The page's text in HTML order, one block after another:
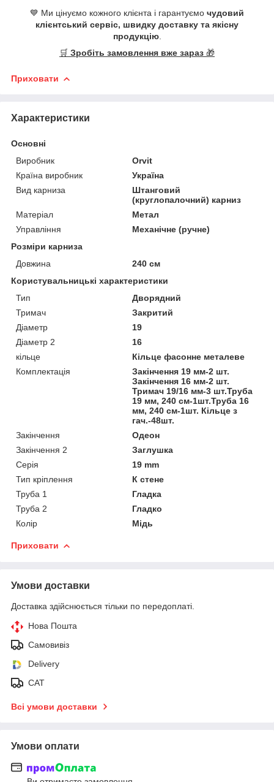
💙 Ми цінуємо кожного клієнта і гарантуємо чудовий
клієнтський сервіс, швидку доставку та якісну
продукцію.
🛒 Зробіть замовлення вже зараз 🎁
Приховати
Характеристики
Основні
Виробник
Orvit
Країна виробник
Україна
Вид карниза
Штанговий
(круглопалочний) карниз
Матеріал
Метал
Управління
Механічне (ручне)
Розміри карниза
Довжина
240 см
Користувальницькі характеристики
Тип
Дворядний
Тримач
Закритий
Діаметр
19
Діаметр 2
16
кільце
Кільце фасонне металеве
Комплектація
Закінчення 19 мм-2 шт.
Закінчення 16 мм-2 шт.
Тримач 19/16 мм-3 шт.Труба
19 мм, 240 см-1шт.Труба 16
мм, 240 см-1шт. Кільце з
гач.-48шт.
Закінчення
Одеон
Закінчення 2
Заглушка
Серія
19 mm
Тип кріплення
К стене
Труба 1
Гладка
Труба 2
Гладко
Колір
Мідь
Приховати
Умови доставки
Доставка здійснюється тільки по передоплаті.
Нова Пошта
Самовивіз
Delivery
САТ
Всі умови доставки
Умови оплати